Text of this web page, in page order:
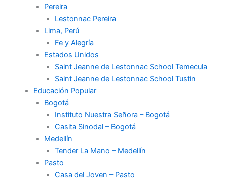
Pereira
Lestonnac Pereira
Lima, Perú
Fe y Alegría
Estados Unidos
Saint Jeanne de Lestonnac School Temecula
Saint Jeanne de Lestonnac School Tustin
Educación Popular
Bogotá
Instituto Nuestra Señora – Bogotá
Casita Sinodal – Bogotá
Medellín
Tender La Mano – Medellín
Pasto
Casa del Joven – Pasto